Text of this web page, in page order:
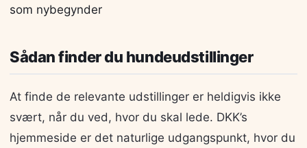
Sådan finder du hundeudstillinger
At finde de relevante udstillinger er heldigvis ikke
svært, når du ved, hvor du skal lede. DKK’s
hjemmeside er det naturlige udgangspunkt, hvor du